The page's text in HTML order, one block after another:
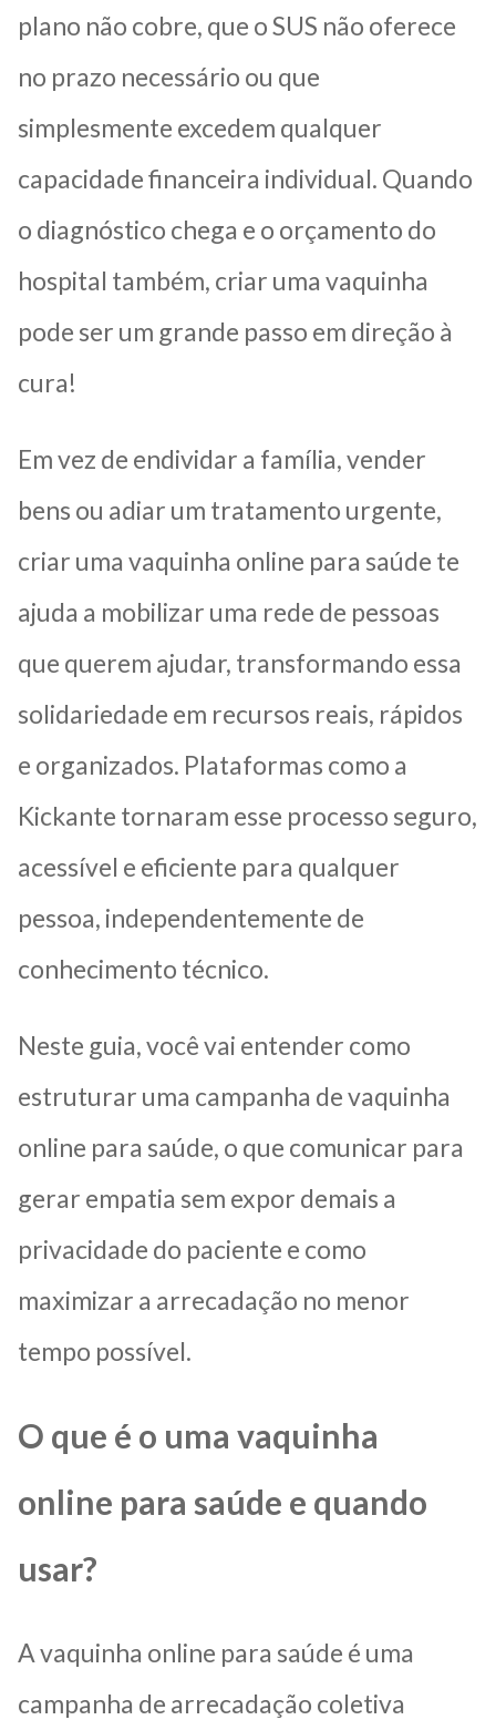
plano não cobre, que o SUS não oferece
no prazo necessário ou que
simplesmente excedem qualquer
capacidade financeira individual. Quando
o diagnóstico chega e o orçamento do
hospital também, criar uma vaquinha
pode ser um grande passo em direção à
cura!
Em vez de endividar a família, vender
bens ou adiar um tratamento urgente,
criar uma vaquinha online para saúde te
ajuda a mobilizar uma rede de pessoas
que querem ajudar, transformando essa
solidariedade em recursos reais, rápidos
e organizados. Plataformas como a
Kickante tornaram esse processo seguro,
acessível e eficiente para qualquer
pessoa, independentemente de
conhecimento técnico.
Neste guia, você vai entender como
estruturar uma campanha de vaquinha
online para saúde, o que comunicar para
gerar empatia sem expor demais a
privacidade do paciente e como
maximizar a arrecadação no menor
tempo possível.
O que é o uma vaquinha
online para saúde e quando
usar?
A vaquinha online para saúde é uma
campanha de arrecadação coletiva